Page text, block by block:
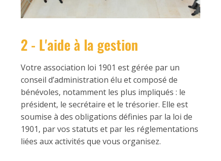
2 - L'aide à la gestion
Votre association loi 1901 est gérée par un
conseil d’administration élu et composé de
bénévoles, notamment les plus impliqués : le
président, le secrétaire et le trésorier. Elle est
soumise à des obligations définies par la loi de
1901, par vos statuts et par les réglementations
liées aux activités que vous organisez.